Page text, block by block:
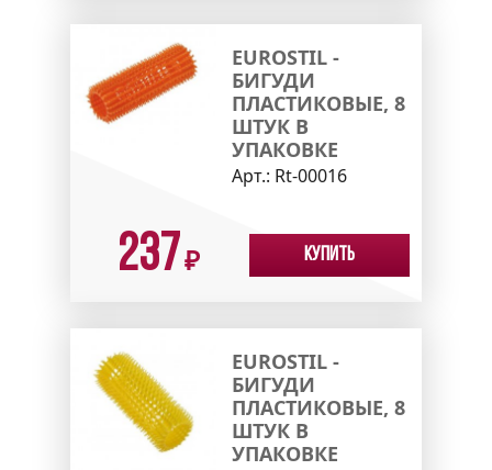
EUROSTIL -
БИГУДИ
ПЛАСТИКОВЫЕ, 8
ШТУК В
УПАКОВКЕ
Арт.: Rt-00016
237₽ Купить
EUROSTIL -
БИГУДИ
ПЛАСТИКОВЫЕ, 8
ШТУК В
УПАКОВКЕ